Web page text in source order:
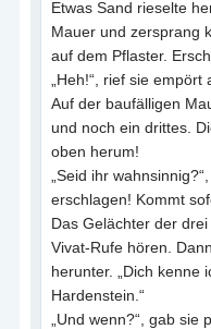
Etwas Sand rieselte
Mauer und zersprang
auf dem Pflaster.
„Heh!“, rief sie
Auf der baufälligen
und noch ein drittes.
oben herum!
„Seid ihr
erschlagen! Kommt
Das Gelächter der
Vivat-Rufe hören.
herunter. „Dich kenne
Hardenstein.“
„Und wenn?“, gab sie